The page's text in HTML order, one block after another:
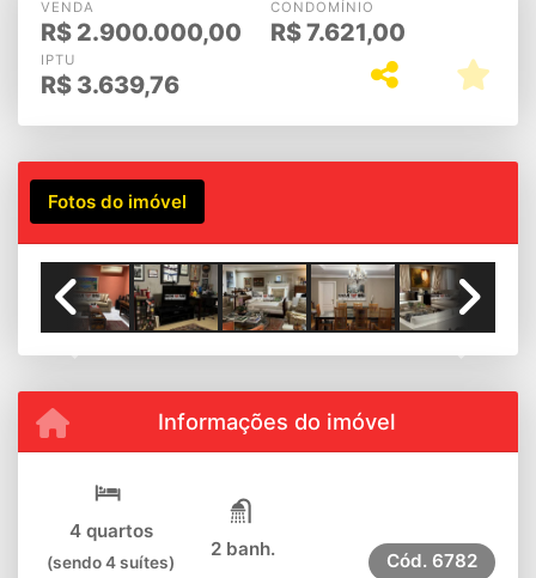
VENDA
R$ 2.900.000,00
CONDOMÍNIO
R$7.621,00
IPTU
R$ 3.639,76
Fotos do imóvel
Informações do imóvel
4 quartos
(sendo 4 suítes)
2 banh.
Cód. 6782